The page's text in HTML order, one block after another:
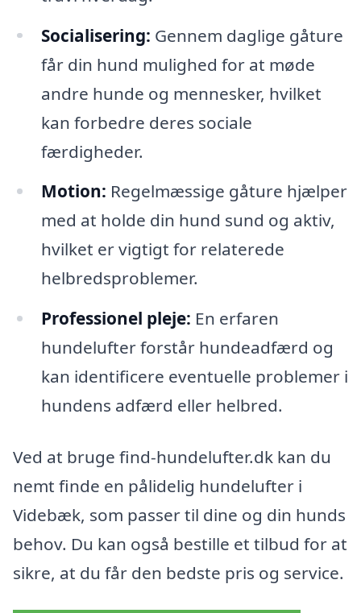
Socialisering: Gennem daglige gåture
får din hund mulighed for at møde
andre hunde og mennesker, hvilket
kan forbedre deres sociale
færdigheder.
Motion: Regelmæssige gåture hjælper
med at holde din hund sund og aktiv,
hvilket er vigtigt for relaterede
helbredsproblemer.
Professionel pleje: En erfaren
hundelufter forstår hundeadfærd og
kan identificere eventuelle problemer i
hundens adfærd eller helbred.
Ved at bruge find-hundelufter.dk kan du
nemt finde en pålidelig hundelufter i
Videbæk, som passer til dine og din hunds
behov. Du kan også bestille et tilbud for at
sikre, at du får den bedste pris og service.